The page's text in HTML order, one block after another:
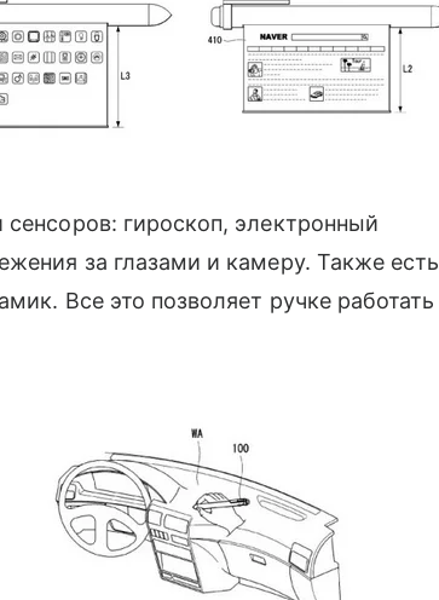
гироскоп, электронный
за глазами и камеру. Также есть
Все это позволяет ручке работать